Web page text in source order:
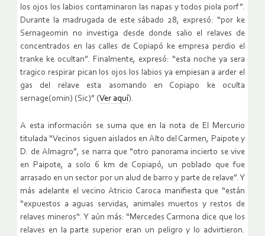
los ojos los labios contaminaron las napas y todos piola porf”.
Durante la madrugada de este sábado 28, expresó: “por ke
Sernageomin no investiga desde donde salio el relaves de
concentrados en las calles de Copiapó ke empresa perdio el
tranke ke ocultan”. Finalmente, expresó: “esta noche ya sera
tragico respirar pican los ojos los labios ya empiesan a arder el
gas del relave esta asomando en Copiapo ke oculta
sernage(omin) (Sic)” (Ver aquí).
A esta información se suma que en la nota de El Mercurio
titulada “Vecinos siguen aislados en Alto del Carmen, Paipote y
D. de Almagro”, se narra que “otro panorama incierto se vive
en Paipote, a solo 6 km de Copiapó, un poblado que fue
arrasado en un sector por un alud de barro y parte de relave”. Y
más adelante el vecino Atricio Caroca manifiesta que “están
“expuestos a aguas servidas, animales muertos y restos de
relaves mineros“. Y aún más: “Mercedes Carmona dice que los
relaves en la parte superior eran un peligro y lo advirtieron.